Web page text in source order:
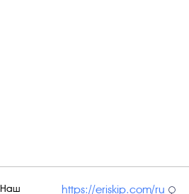
Наш https://eriskip.com/ru